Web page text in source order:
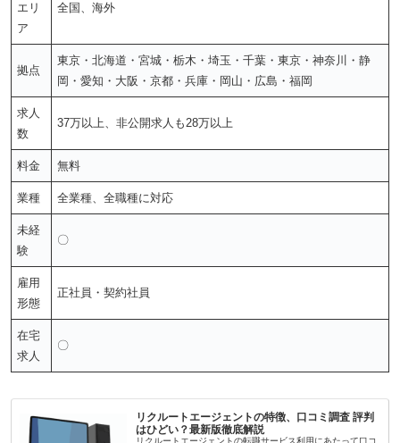
エリ
ア
全国、海外
拠点
東京・北海道・宮城・栃木・埼玉・千葉・東京・神奈川・静
岡・愛知・大阪・京都・兵庫・岡山・広島・福岡
求人
数
37万以上、非公開求人も28万以上
料金 無料
業種 全業種、全職種に対応
未経
験
〇
雇用
形態
正社員・契約社員
在宅
求人
〇
リクルートエージェントの特徴、口コミ調査 評判
はひどい？最新版徹底解説
リクルートエージェントの転職サービス利用にあたって口コ